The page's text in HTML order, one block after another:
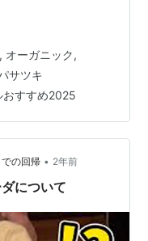
ルに求める「４つ
ヘアオイルには、
ージから髪を守れ
力が高く、しっと
つの条件をすべて
オーガニック,
サツキ
おすすめ2025
の回帰 • 2年前
について